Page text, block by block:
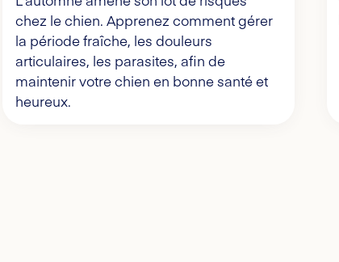
chez le chien. Apprenez comment gérer
la période fraîche, les douleurs
articulaires, les parasites, afin de
maintenir votre chien en bonne santé et
heureux.